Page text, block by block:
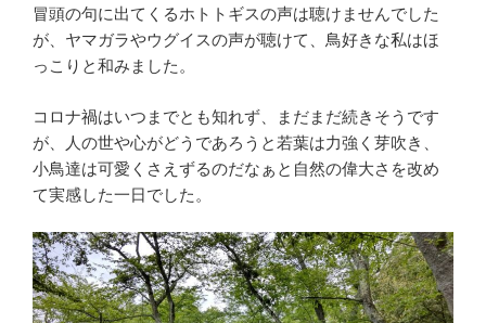
冒頭の句に出てくるホトトギスの声は聴けませんでした
が、ヤマガラやウグイスの声が聴けて、鳥好きな私はほ
っこりと和みました。
コロナ禍はいつまでとも知れず、まだまだ続きそうです
が、人の世や心がどうであろうと若葉は力強く芽吹き、
小鳥達は可愛くさえずるのだなぁと自然の偉大さを改め
て実感した一日でした。